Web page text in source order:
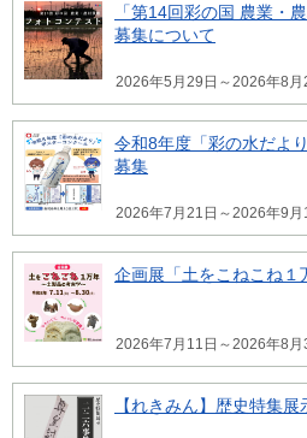
「第14回彩の国 農業・
募集について
2026年5月29日～2026年8月
令和8年度「彩の水だよ
募集
2026年7月21日～2026年9月
企画展「土をこねこね１
2026年7月11日～2026年8月
【れきみん】歴史特集